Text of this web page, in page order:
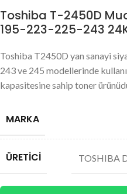
Toshiba T-2450D
195-223-225-243
Toshiba T2450D yan sanayi
243 ve 245 modellerinde
kapasitesine sahip toner
MARKA
ÜRETICI TOSHIBA